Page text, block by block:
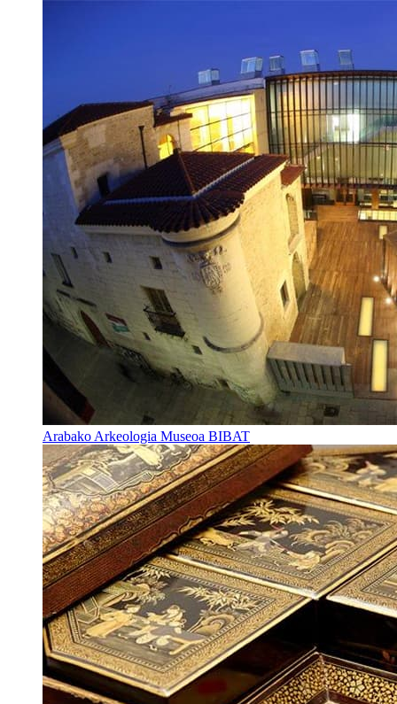
Arabako Arkeologia Museoa BIBAT